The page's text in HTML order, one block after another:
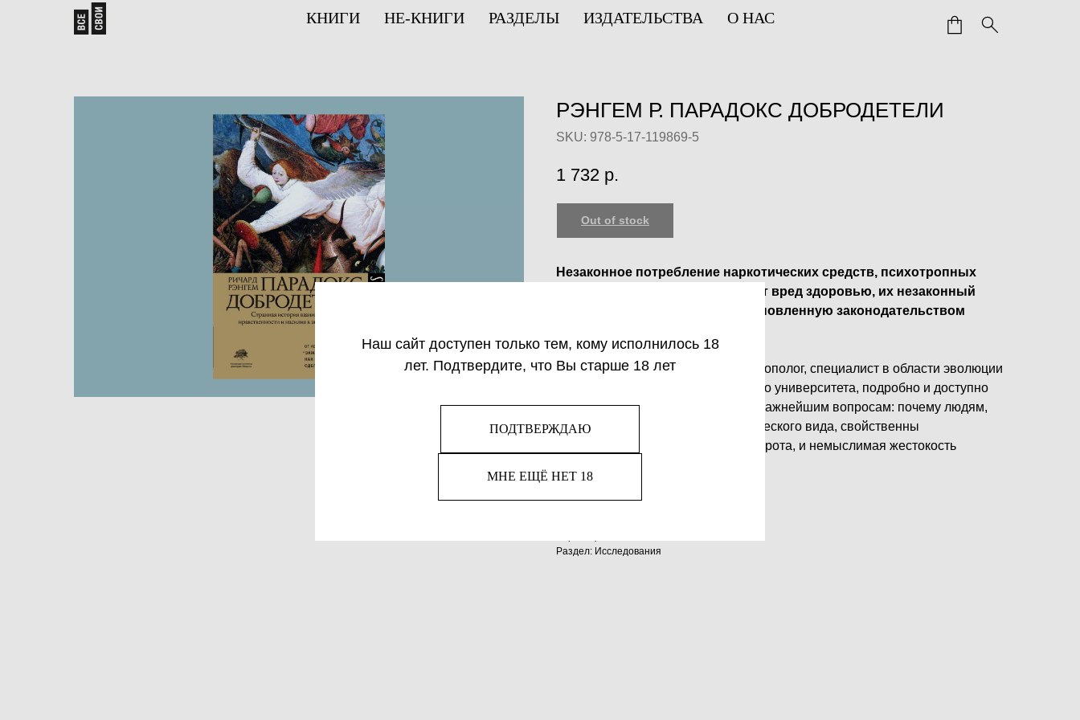
КНИГИ НЕ-КНИГИ РАЗДЕЛЫ ИЗДАТЕЛЬСТВА О НАС
Наш сайт доступен только тем, кому исполнилось 18
лет. Подтвердите, что Вы старше 18 лет
ПОДТВЕРЖДАЮ
МНЕ ЕЩЁ НЕТ 18
РЭНГЕМ Р. ПАРАДОКС ДОБРОДЕТЕЛИ
SKU: 978-5-17-119869-5
1 732 р.
Out of stock
Незаконное потребление наркотических средств, психотропных
веществ, их аналогов причиняет вред здоровью, их незаконный
оборот запрещён и влечет установленную законодательством
Ричард Рэнгем, приматолог и антрополог, специалист в области эволюции
приматов, профессор Гарвардского университета, подробно и доступно
разбирает научную дискуссию по важнейшим вопросам: почему людям,
представителям единого биологического вида, свойственны
одновременно и удивительная доброта, и немыслимая жестокость
Автор: Рэнгем Р.
Раздел: Исследования